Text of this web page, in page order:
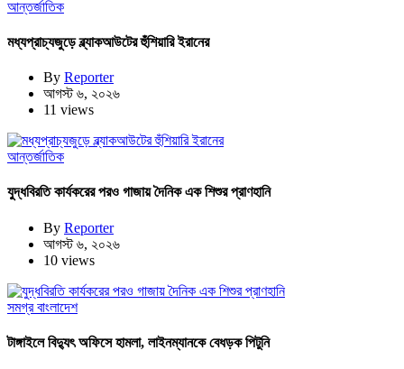
আন্তর্জাতিক
মধ্যপ্রাচ্যজুড়ে ব্ল্যাকআউটের হুঁশিয়ারি ইরানের
By Reporter
আগস্ট ৬, ২০২৬
11 views
আন্তর্জাতিক
যুদ্ধবিরতি কার্যকরের পরও গাজায় দৈনিক এক শিশুর প্রাণহানি
By Reporter
আগস্ট ৬, ২০২৬
10 views
সমগ্র বাংলাদেশ
টাঙ্গাইলে বিদ্যুৎ অফিসে হামলা, লাইনম্যানকে বেধড়ক পিটুনি